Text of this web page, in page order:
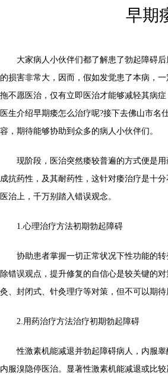
早期
大家病人小伙伴们都了解患了勃起障碍后
的损害非常大，因而，假如发觉患了本病，
拖不愿医治，仅有立即医治才能够减轻其病
医生介绍早期痿怎么治疗呢?接下去佛山市
容，期待能够协助到众多的病人小伙伴们。
现阶段，医治突然痿较普遍的方式便是用
成抗药性，及其耐药性，这针对痿治疗是十
医治上，千万别踏入错误观念。
1.心理治疗方法初期勃起障碍
协助患者掌握一切正常状况下性功能的转
除错误观点，提升修复的自信心是较关键的
灸、封闭式、针灸理疗等对策，但不可以期
2.用药治疗方法治疗初期勃起障碍
性激素机能减退并勃起障碍病人，内服睾
内服溴隐停医治。显著性激素机能减退或比